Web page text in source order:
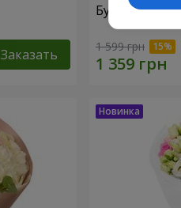
Заказать
Букет
1 599 грн